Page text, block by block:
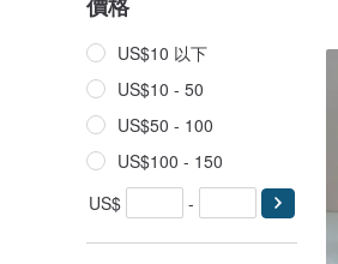
US$10 以下
US$10 - 50
US$50 - 100
US$100 - 150
US$
-